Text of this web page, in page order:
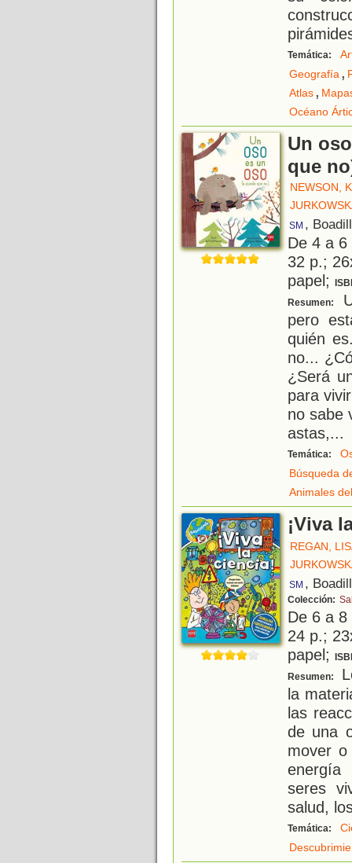
Temática:
Geografía,
Atlas,
Océano
Un
que
NEWSON,
SM ,
De 4 a
32 p.;
papel;
Resumen:
pero
quién
no...
¿Será
para
no sabe
astas,...
Temática:
Búsqueda
Animales
¡Viva
REGAN,
SM ,
Colección:
De 6 a
24 p.;
papel;
Resumen:
la
las
de una
mover
seres
salud,
Temática: